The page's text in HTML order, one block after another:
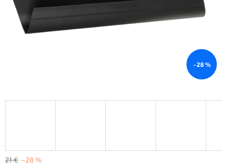
–28 %
21 € –28 %